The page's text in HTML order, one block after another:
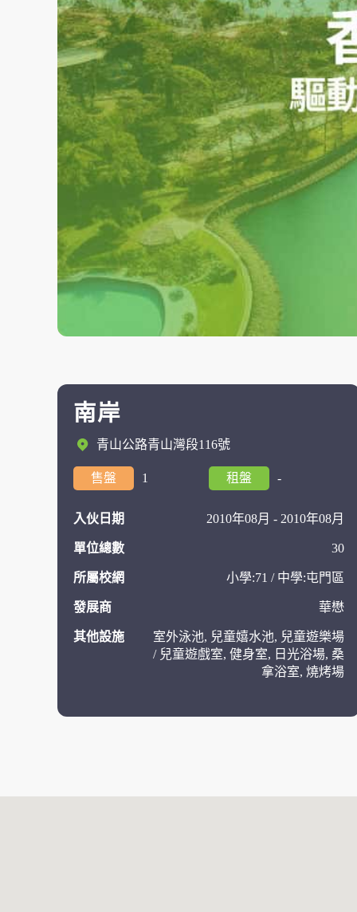
南岸
青山公路青山灣段116號
售盤 1 租盤 -
入伙日期 2010年08月 - 2010年08月
單位總數 30
所屬校網 小學:71 / 中學:屯門區
發展商 華懋
其他設施
室外泳池, 兒童嬉水池, 兒童遊樂場
/ 兒童遊戲室, 健身室, 日光浴場, 桑
拿浴室, 燒烤場